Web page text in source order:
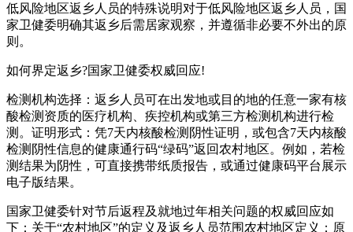
低风险地区返乡人员的特殊说明对于低风险地区返乡人员，国
家卫健委明确其返乡后需居家观察，并遵循非必要不外出的原
则。
如何界定返乡?国家卫健委权威回应!
检测机构选择：返乡人员可在出发地或目的地的任意一家有核
酸检测资质的医疗机构、疾控机构或第三方检测机构进行检
测。证明形式：凭7天内核酸检测阴性证明，或包含7天内核酸
检测阴性信息的健康通行码“绿码”返回农村地区。例如，若检
测结果为阴性，可直接携带纸质报告，或通过健康码平台展示
电子版结果。
国家卫健委针对节后返程及就地过年相关问题的权威回应如
下：关于“农村地区”的定义及返乡人员范围农村地区定义：原